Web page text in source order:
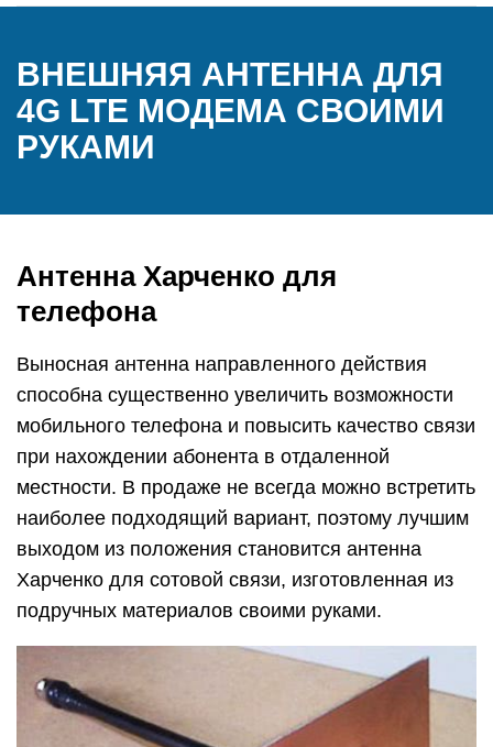
ВНЕШНЯЯ АНТЕННА ДЛЯ
4G LTE МОДЕМА СВОИМИ
РУКАМИ
Антенна Харченко для
телефона
Выносная антенна направленного действия
способна существенно увеличить возможности
мобильного телефона и повысить качество связи
при нахождении абонента в отдаленной
местности. В продаже не всегда можно встретить
наиболее подходящий вариант, поэтому лучшим
выходом из положения становится антенна
Харченко для сотовой связи, изготовленная из
подручных материалов своими руками.